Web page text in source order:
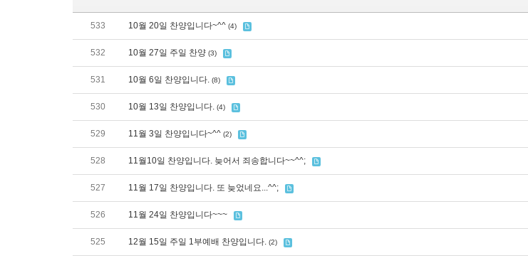
533 10월 20일 찬양입니다~^^ (4)
532 10월 27일 주일 찬양 (3)
531 10월 6일 찬양입니다. (8)
530 10월 13일 찬양입니다. (4)
529 11월 3일 찬양입니다~^^ (2)
528 11월10일 찬양입니다. 늦어서 죄송합니다~~^^;
527 11월 17일 찬양입니다. 또 늦었네요...^^;
526 11월 24일 찬양입니다~~~
525 12월 15일 주일 1부예배 찬양입니다. (2)